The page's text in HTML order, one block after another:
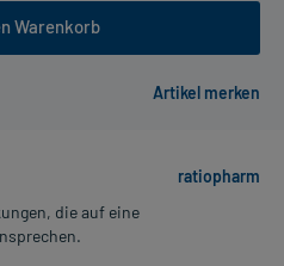
Warenkorb
ratiopharm
die auf eine